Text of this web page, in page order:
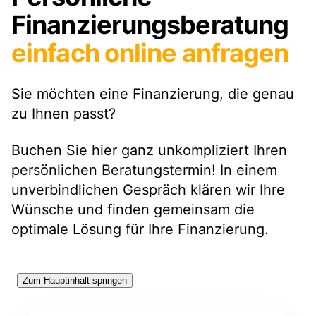
Finanzierungsberatung
einfach online anfragen
Sie möchten eine Finanzierung, die genau
zu Ihnen passt?
Buchen Sie hier ganz unkompliziert Ihren
persönlichen Beratungstermin! In einem
unverbindlichen Gespräch klären wir Ihre
Wünsche und finden gemeinsam die
optimale Lösung für Ihre Finanzierung.